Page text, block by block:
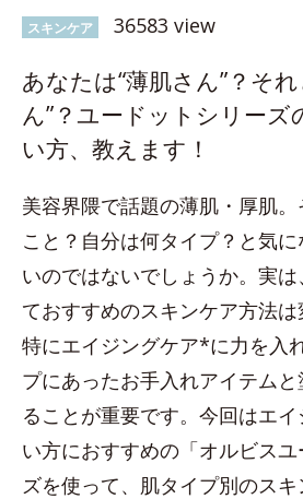
スキンケア 36583 view
あなたは“薄肌さん”？それ
ん”？ユードットシリーズ
い方、教えます！
美容界隈で話題の薄肌・厚肌
こと？自分は何タイプ？と気
いのではないでしょうか。実
ておすすめのスキンケア方法
特にエイジングケア*に力を入
プにあったお手入れアイテム
ることが重要です。今回はエ
い方におすすめの「オルビス
ズを使って、肌タイプ別のス